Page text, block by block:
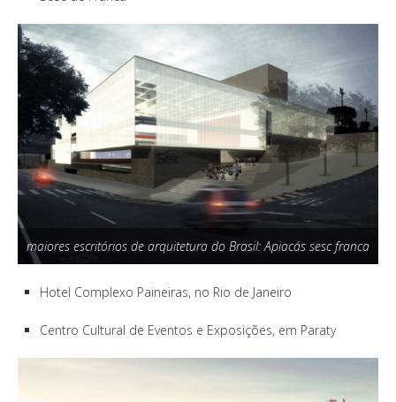
maiores escritórios de arquitetura do Brasil: Apiacás sesc franca
Hotel Complexo Paineiras, no Rio de Janeiro
Centro Cultural de Eventos e Exposições, em Paraty